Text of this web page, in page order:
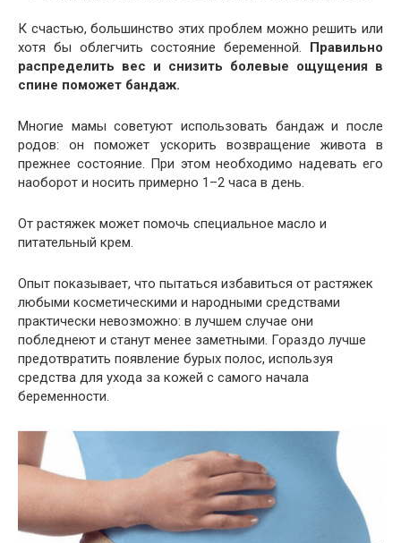
К счастью, большинство этих проблем можно решить или
хотя бы облегчить состояние беременной.
Правильно
распределить вес и снизить болевые ощущения в
спине поможет бандаж.
Многие мамы советуют использовать бандаж и после
родов: он поможет ускорить возвращение живота в
прежнее состояние. При этом необходимо надевать его
наоборот и носить примерно 1–2 часа в день.
От растяжек может помочь специальное масло и
питательный крем.
Опыт показывает, что пытаться избавиться от растяжек
любыми косметическими и народными средствами
практически невозможно: в лучшем случае они
побледнеют и станут менее заметными. Гораздо лучше
предотвратить появление бурых полос, используя
средства для ухода за кожей с самого начала
беременности.